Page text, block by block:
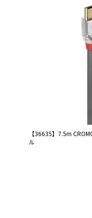
【36635】7.5m
ル